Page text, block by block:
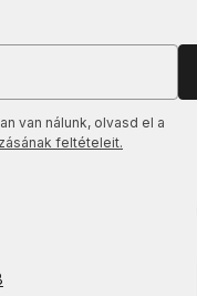
van nálunk, olvasd el a
feltételeit.